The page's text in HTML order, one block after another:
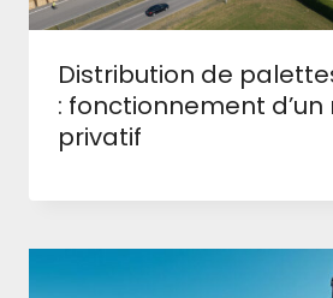
Distribution de
: fonctionnement d’un
privatif